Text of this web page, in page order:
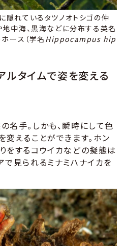
隠れているタツノオトシゴの仲
中海、黒海などに分布する英名
ース（学名 Hippocampus hip
ルタイムで姿を変える
名手。しかも、瞬時にして色
えることができます。ホン
をするコウイカなどの擬態は
で見られるミナミハナイカを